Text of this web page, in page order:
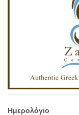
Ημερολόγιο